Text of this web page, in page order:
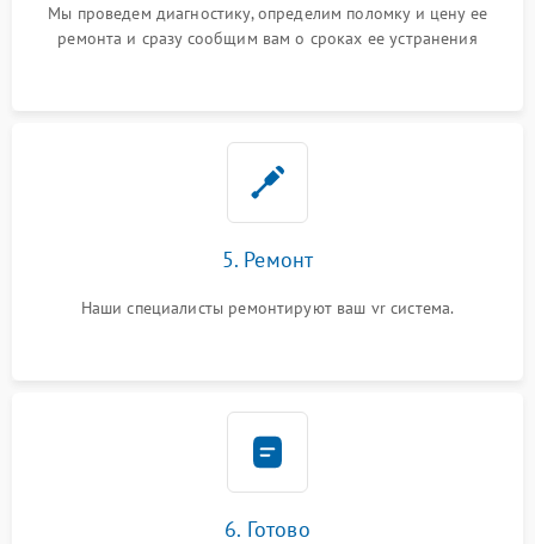
Мы проведем диагностику, определим поломку и цену ее
ремонта и сразу сообщим вам о сроках ее устранения
5. Ремонт
Наши специалисты ремонтируют ваш vr система.
6. Готово